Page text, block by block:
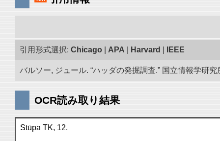
引用形式選択: Chicago APA Harvard IEEE
バルソー, ジュール. “ハッダの発掘調査.” 国立情報学研
OCR読み取り結果
Stūpa TK, 12.